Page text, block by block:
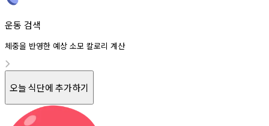
운동 검색
체중을 반영한 예상 소모 칼로리 계산
오늘 식단에 추가하기